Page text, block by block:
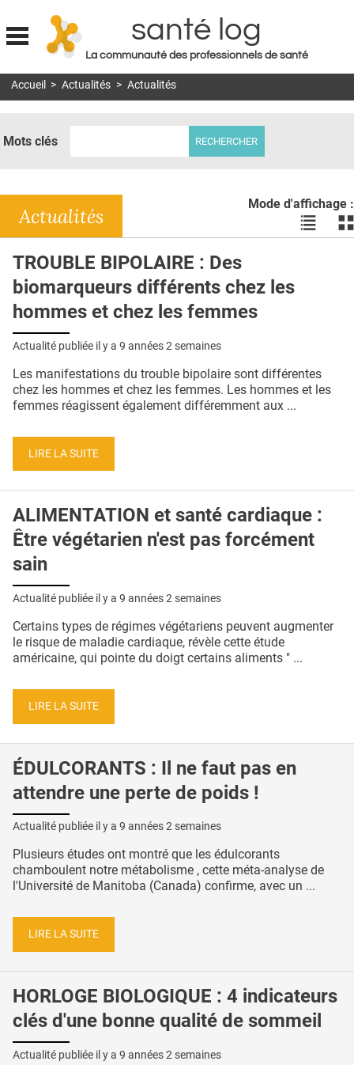
Jump to navigation
santé log
La communauté des professionnels de santé
MON COMPTE
DOSSIERS
RÉSEAUX
E-REVUE SAD
L'APP
PUBLICITÉ
CONTACT
Accueil > Actualités > Actualités
Mots clés
Mode d'affichage :
Voir
les
les
Actualités
TROUBLE BIPOLAIRE : Des
biomarqueurs différents chez les
hommes et chez les femmes
Actualité publiée il y a 9 années 2 semaines
Les manifestations du trouble bipolaire sont différentes
chez les hommes et chez les femmes. Les hommes et les
femmes réagissent également différemment aux ...
LIRE LA SUITE
ALIMENTATION et santé cardiaque :
Être végétarien n'est pas forcément
sain
Actualité publiée il y a 9 années 2 semaines
Certains types de régimes végétariens peuvent augmenter
le risque de maladie cardiaque, révèle cette étude
américaine, qui pointe du doigt certains aliments " ...
LIRE LA SUITE
ÉDULCORANTS : Il ne faut pas en
attendre une perte de poids !
Actualité publiée il y a 9 années 2 semaines
Plusieurs études ont montré que les édulcorants
chamboulent notre métabolisme , cette méta-analyse de
l'Université de Manitoba (Canada) confirme, avec un ...
LIRE LA SUITE
HORLOGE BIOLOGIQUE : 4 indicateurs
clés d'une bonne qualité de sommeil
Actualité publiée il y a 9 années 2 semaines